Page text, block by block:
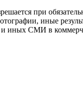
при
иные
и иных СМИ в